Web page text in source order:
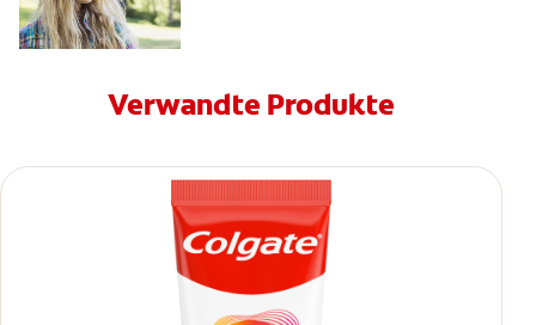
Verwandte Produkte